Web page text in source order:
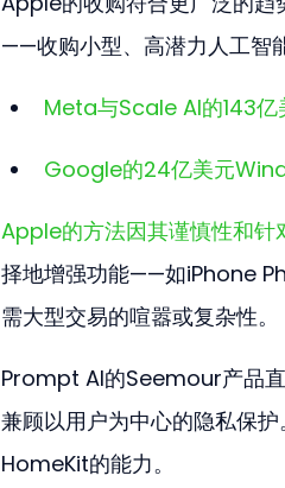
——收购小型、高潜力人工智
Meta与Scale AI的143亿
Google的24亿美元
Apple的方法因其谨慎性和针
择地增强功能——如iPhone
需大型交易的喧嚣或复杂性。
Prompt AI的Seemour产品
兼顾以用户为中心的隐私保
HomeKit的能力。